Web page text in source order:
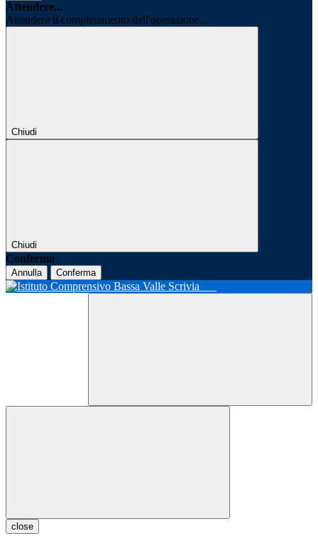
Attendere...
Attendere il completamento dell'operazione...
Chiudi
Chiudi
Conferma
Annulla Conferma
close